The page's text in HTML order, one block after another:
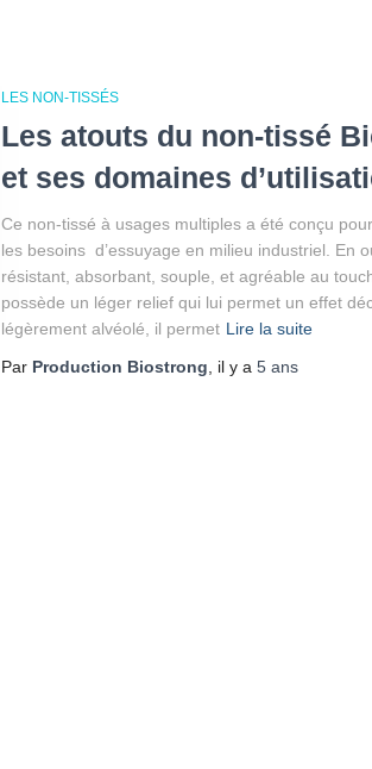
LES NON-TISSÉS
Les atouts du non-tissé
et ses domaines
Ce non-tissé à usages multiples a été conçu
les besoins d’essuyage en milieu industriel. En
résistant, absorbant, souple, et agréable au
possède un léger relief qui lui permet un effet
légèrement alvéolé, il permet Lire la suite
Par Production Biostrong , il y a 5 ans